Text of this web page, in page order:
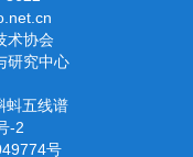
术协会
研究中心
蚪五线谱
-2
号